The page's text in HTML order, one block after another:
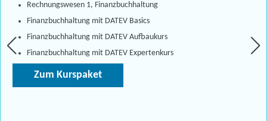
Rechnungswesen 1, Finanzbuchhaltung
Finanzbuchhaltung mit DATEV Basics
Finanzbuchhaltung mit DATEV Aufbaukurs
Finanzbuchhaltung mit DATEV Expertenkurs
Zum Kurspaket